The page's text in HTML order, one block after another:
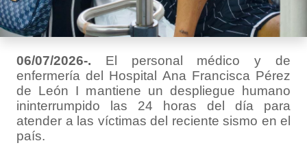
06/07/2026-. El personal médico y de
enfermería del Hospital Ana Francisca Pérez
de León I mantiene un despliegue humano
ininterrumpido las 24 horas del día para
atender a las víctimas del reciente sismo en el
país.